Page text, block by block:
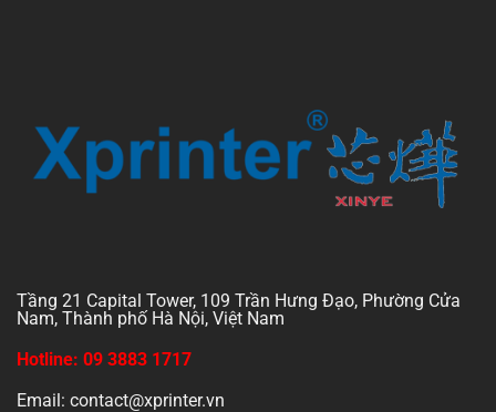
Tầng 21 Capital Tower, 109 Trần Hưng Đạo, Phường Cửa
Nam, Thành phố Hà Nội, Việt Nam
Hotline: 09 3883 1717
Email: contact@xprinter.vn